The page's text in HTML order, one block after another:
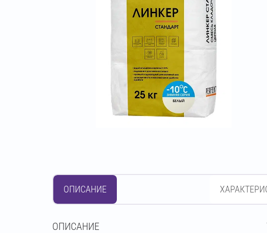
ОПИСАНИЕ
OПИСАНИЕ